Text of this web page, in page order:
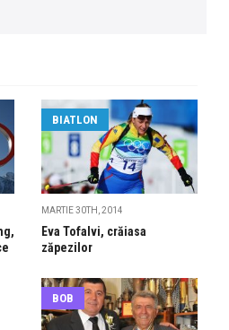
BIATLON
MARTIE 30TH, 2014
Eva Tofalvi, crăiasa
zăpezilor
BOB